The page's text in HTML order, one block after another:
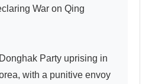
War on Qing
Party uprising in
with a punitive envoy